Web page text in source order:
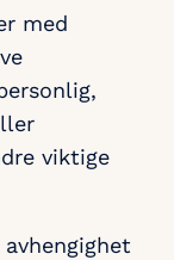
med
viktige